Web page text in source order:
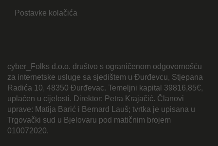
Postavke kolačića
cyber_Folks d.o.o. društvo s ograničenom odgovornošću
za internetske usluge sa sjedištem u Đurđevcu, Stjepana
Radića 10, 48350 Đurđevac. Temeljni kapital 39816,85€,
uplaćen u cijelosti. Direktor: Petra Krajačić. Članovi
uprave: Matija Barić i Bernard Lauš; tvrtka je upisana u
Trgovački sud u Bjelovaru pod matičnim brojem
010072020.